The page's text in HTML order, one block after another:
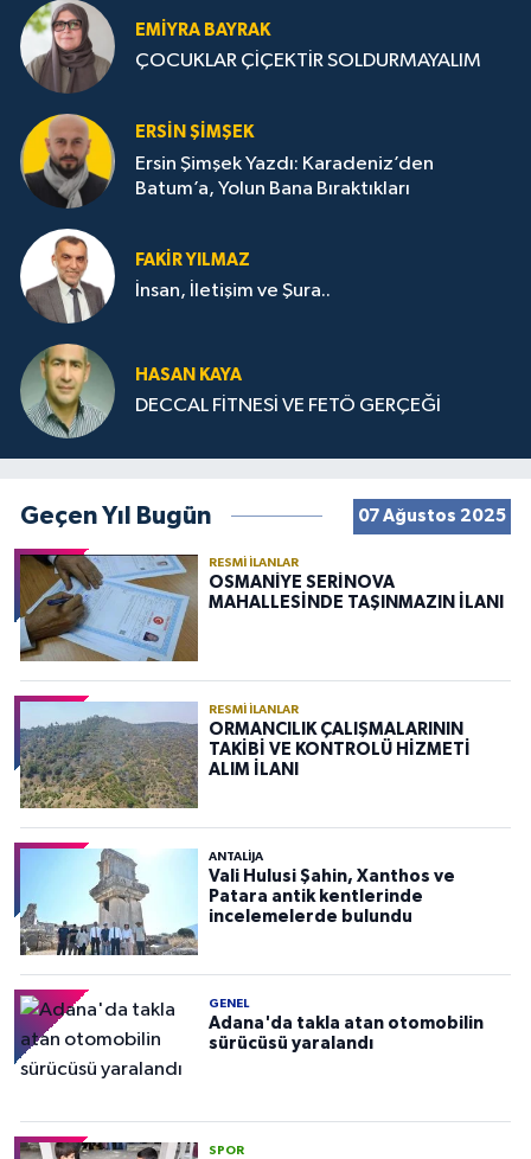
EMIYRA BAYRAK
ÇOCUKLAR ÇİÇEKTİR SOLDURMAYALIM
ERSIN ŞIMŞEK
Ersin Şimşek Yazdı: Karadeniz’den
Batum’a, Yolun Bana Bıraktıkları
FAKIR YILMAZ
İnsan, İletişim ve Şura..
HASAN KAYA
DECCAL FİTNESİ VE FETÖ GERÇEĞİ
Geçen Yıl Bugün 07 Ağustos 2025
RESMI İLANLAR
OSMANİYE SERİNOVA
MAHALLESİNDE TAŞINMAZIN İLANI
RESMI İLANLAR
ORMANCILIK ÇALIŞMALARININ
TAKİBİ VE KONTROLÜ HİZMETİ
ALIM İLANI
ANTALIJA
Vali Hulusi Şahin, Xanthos ve
Patara antik kentlerinde
incelemelerde bulundu
GENEL
Adana'da takla atan otomobilin
sürücüsü yaralandı
SPOR